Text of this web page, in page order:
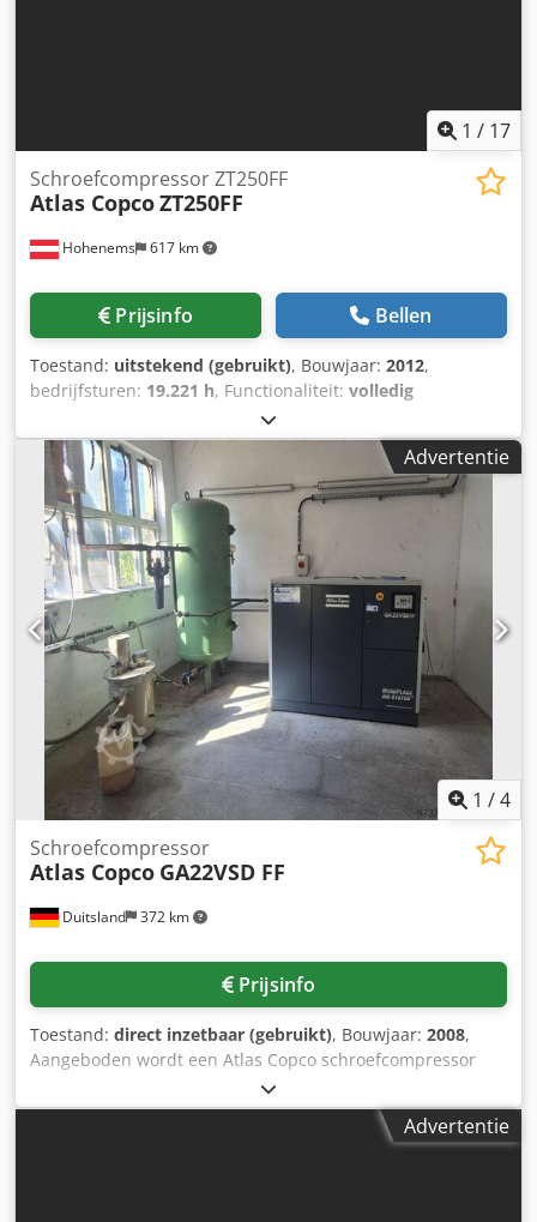
1 / 17
Hohenems 617 km
Schroefcompressor ZT250FF
Atlas CopcoZT250FF
Prijsinfo Bellen
Toestand: uitstekend (gebruikt), Bouwjaar: 2012,
bedrijfsturen: 19.221 h, Functionaliteit: volledig
, Olievrije schroefcompressor ZT250FF Droger
geïntegreerd. 250 kW Cedpfx Aozmdrbsa Tsrf 10 bar 42,31
m³/min Bouwjaar: 2012 Bedrijfstijden: 19.221 Advertentie
1 /4
Duitsland 372 km
Schroefcompressor
Atlas Copco GA22VSD FF
Prijsinfo
Toestand: direct inzetbaar (gebruikt), Bouwjaar: 2008,
Aangeboden wordt een Atlas Copco schroefcompressor
met geïntegreerde koeldroger, inclusief 500l
persluchtketel. Motorvermogen: 22 kW (30 pk),
volumestroom: 3,84 m³/min (64 l/s), max. bedrijfsdruk: 12,8
Advertentie